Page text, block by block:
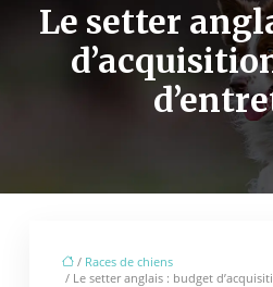
Le setter
/ Races de chiens
/ Le setter anglais : budget